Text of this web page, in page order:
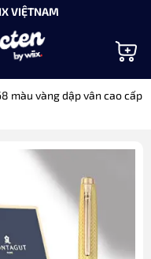
VIỆTNAM
màu vàng dập vân cao cấp